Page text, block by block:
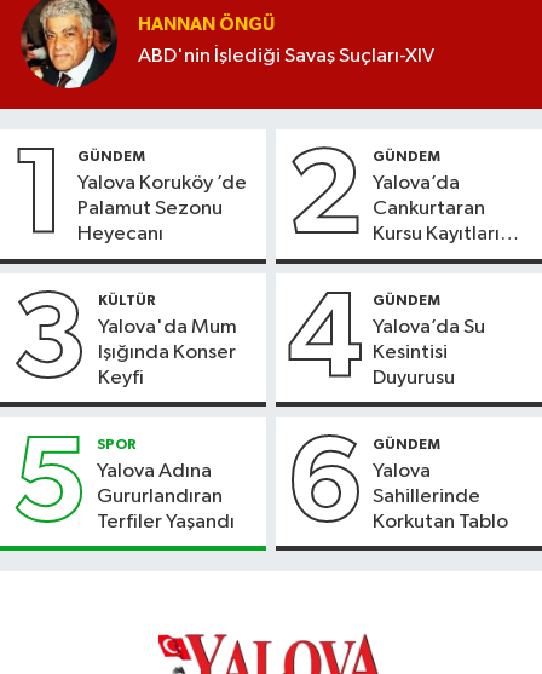
HANNAN ÖNGÜ
ABD'nin İşlediği Savaş Suçları-XIV
1 GÜNDEM
Yalova Koruköy ’de
Palamut Sezonu
Heyecanı
2 GÜNDEM
Yalova’da
Cankurtaran
Kursu Kayıtları
Başladı
3 KÜLTÜR
Yalova'da Mum
Işığında Konser
Keyfi
4 GÜNDEM
Yalova’da Su
Kesintisi
Duyurusu
5 SPOR
Yalova Adına
Gururlandıran
Terfiler Yaşandı
6 GÜNDEM
Yalova
Sahillerinde
Korkutan Tablo